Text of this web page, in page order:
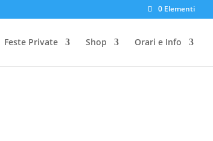
0 Elementi
Feste Private Shop Orari e Info